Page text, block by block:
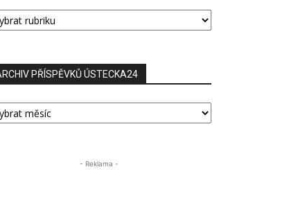
PŘÍSPĚVKŮ ÚSTECKA24
- Reklama -